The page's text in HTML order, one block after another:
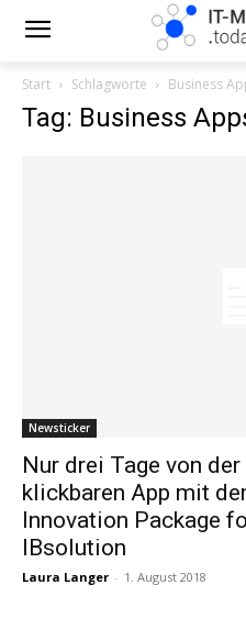
Start Schlagworte Business
Tag: Business
Newsticker
Nur drei Tage von
klickbaren App mit
Innovation Package
IBsolution
Laura Langer - 1. August 2018